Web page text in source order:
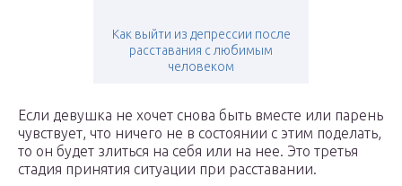
Как выйти из депрессии после
расставания с любимым
человеком
Если девушка не хочет снова быть вместе или парень
чувствует, что ничего не в состоянии с этим поделать,
то он будет злиться на себя или на нее. Это третья
стадия принятия ситуации при расставании.